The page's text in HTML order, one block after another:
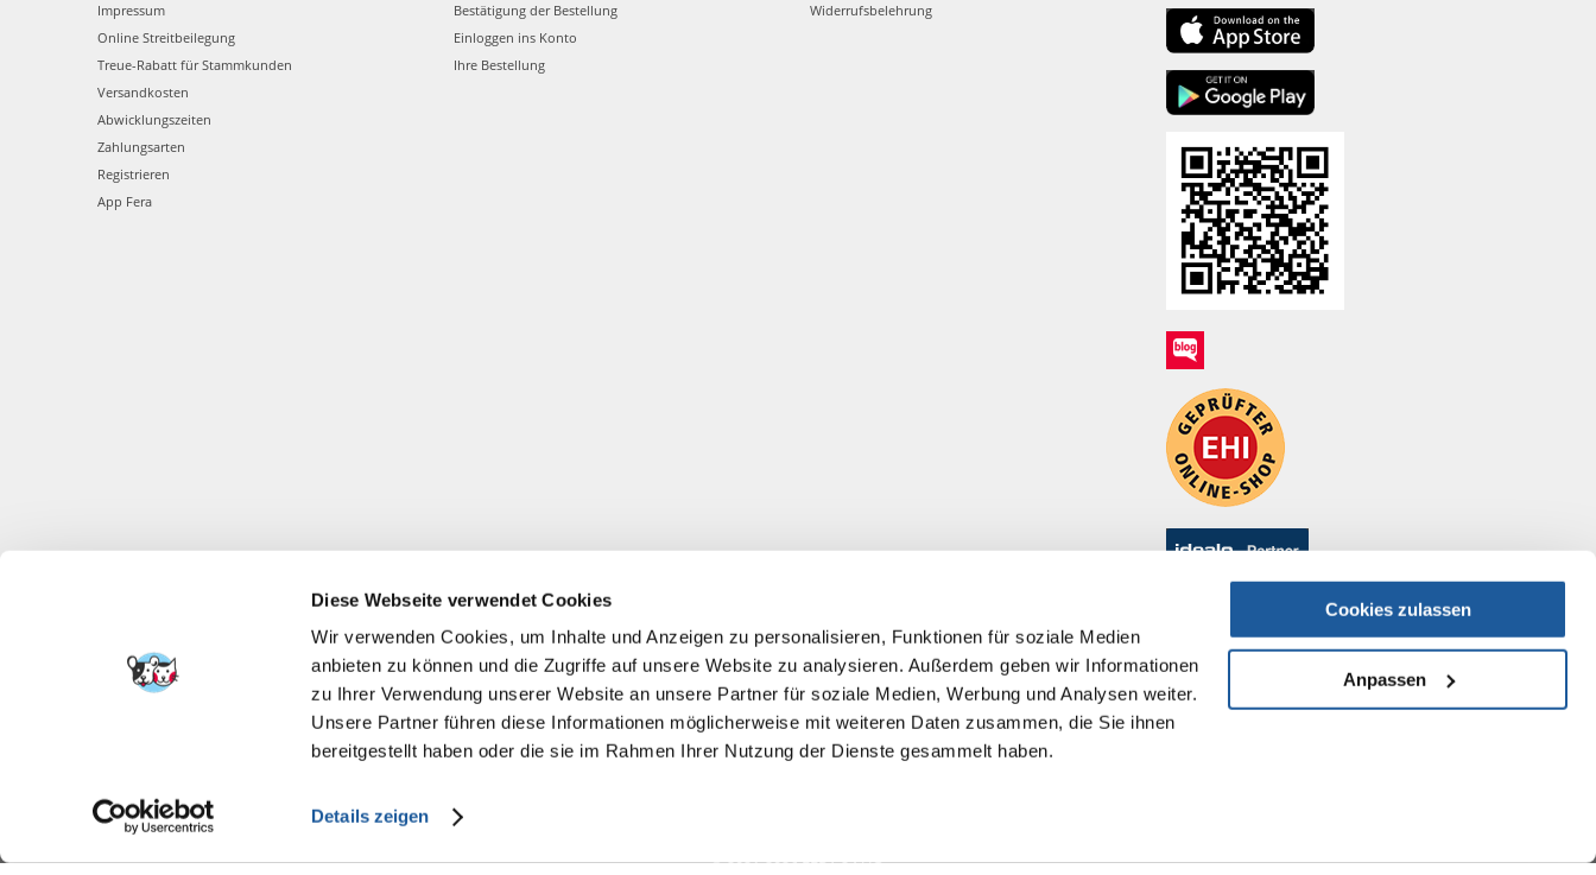
Diese Webseite verwendet Cookies
Wir verwenden Cookies, um Inhalte und Anzeigen zu personalisieren, Funktionen für soziale Medien
anbieten zu können und die Zugriffe auf unsere Website zu analysieren. Außerdem geben wir Informationen
zu Ihrer Verwendung unserer Website an unsere Partner für soziale Medien, Werbung und Analysen weiter.
Unsere Partner führen diese Informationen möglicherweise mit weiteren Daten zusammen, die Sie ihnen
bereitgestellt haben oder die sie im Rahmen Ihrer Nutzung der Dienste gesammelt haben.
Details zeigen
Cookies zulassen
Anpassen
Impressum
Online Streitbeilegung
Treue-Rabatt für Stammkunden
Versandkosten
Abwicklungszeiten
Zahlungsarten
Registrieren
App Fera
Bestätigung der Bestellung
Einloggen ins Konto
Ihre Bestellung
Widerrufsbelehrung
© 2021-2026 FERA 24 UG.